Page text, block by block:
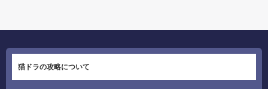
猫ドラの攻略について